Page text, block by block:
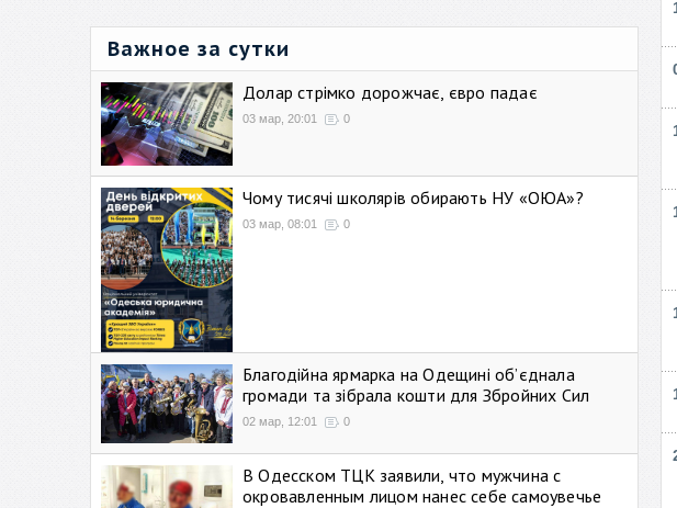
Важное за сутки
Долар стрімко дорожчає, євро падає
03 мар, 20:01 0
Чому тисячі школярів обирають НУ «ОЮА»?
03 мар, 08:01 0
Благодійна ярмарка на Одещині об’єднала
громади та зібрала кошти для Збройних Сил
02 мар, 12:01 0
В Одесском ТЦК заявили, что мужчина с
окровавленным лицом нанес себе самоувечье